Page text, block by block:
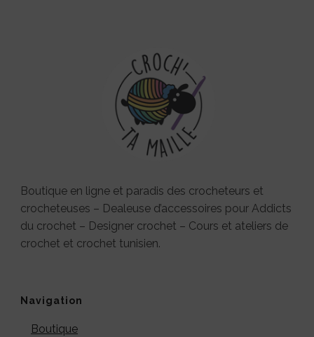
Boutique en ligne et paradis des crocheteurs et
crocheteuses – Dealeuse d’accessoires pour Addicts
du crochet – Designer crochet – Cours et ateliers de
crochet et crochet tunisien.
Navigation
Boutique